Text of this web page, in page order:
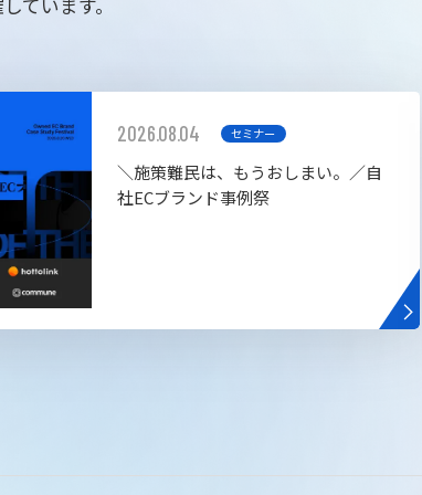
ています。
2026.08.04 セミナー
＼施策難民は、もうおしまい。／自
社ECブランド事例祭